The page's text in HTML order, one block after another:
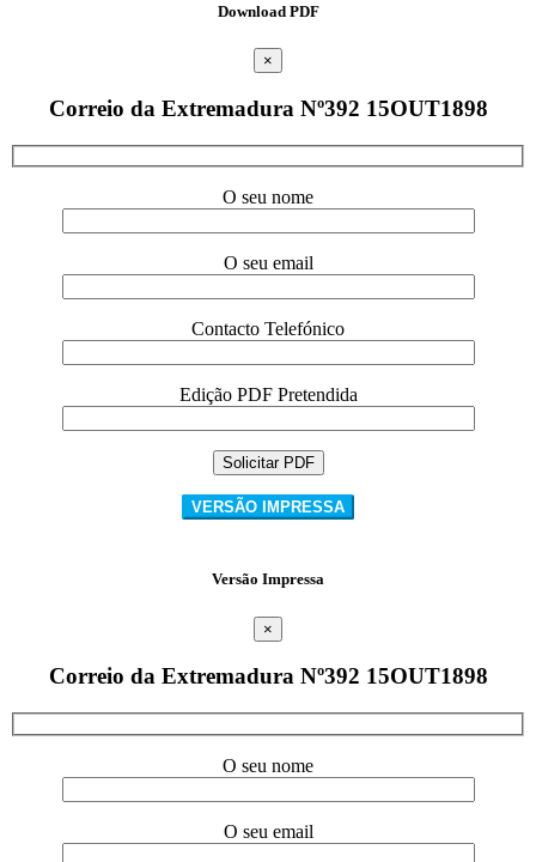
Download PDF
×
Correio da Extremadura Nº392 15OUT1898
O seu nome
O seu email
Contacto Telefónico
Edição PDF Pretendida
VERSÃO IMPRESSA
Versão Impressa
×
Correio da Extremadura Nº392 15OUT1898
O seu nome
O seu email